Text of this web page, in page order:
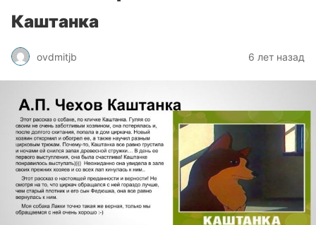
Каштанка
ovdmitjb 6 лет назад